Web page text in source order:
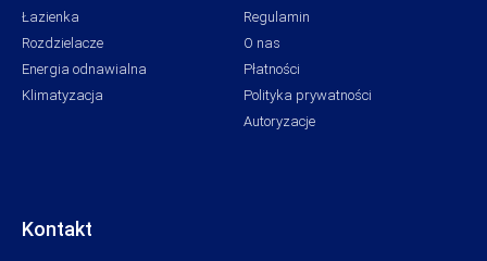
Łazienka
Rozdzielacze
Energia odnawialna
Klimatyzacja
Regulamin
O nas
Płatności
Polityka prywatności
Autoryzacje
Kontakt